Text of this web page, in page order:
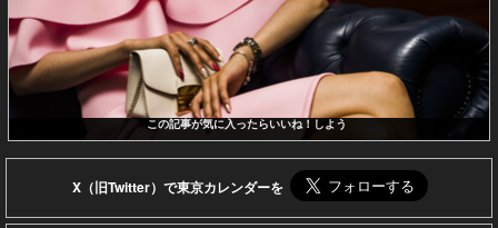
この記事が気に入ったらいいね！しよう
X（旧Twitter）で東京カレンダーを